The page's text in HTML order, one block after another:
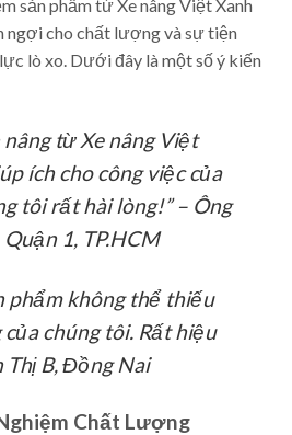
sản phẩm từ Xe nâng Việt Xanh
ngợi cho chất lượng và sự tiện
lò xo. Dưới đây là một số ý kiến
nâng từ Xe nâng Việt
ích cho công việc của
tôi rất hài lòng!” – Ông
1, TP.HCM
phẩm không thể thiếu
chúng tôi. Rất hiệu
Thị B, Đồng Nai
Chất Lượng